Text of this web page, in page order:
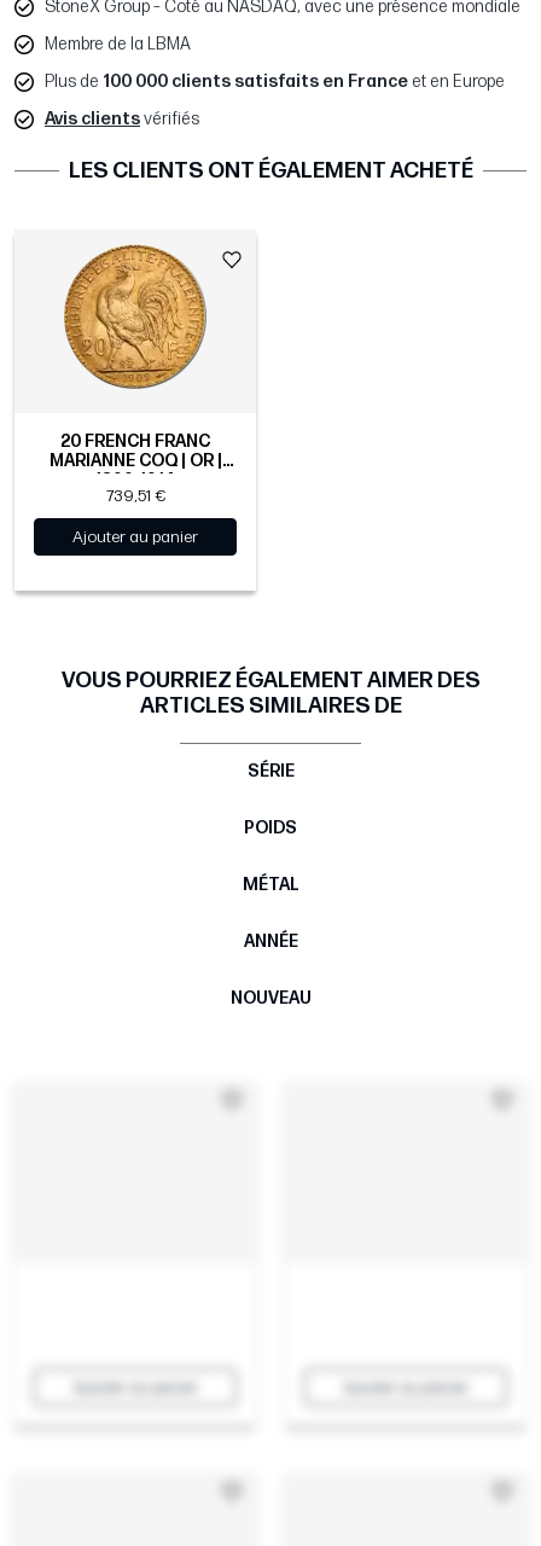
StoneX Group – Coté au NASDAQ, avec une présence mondiale
Membre de la LBMA
Plus de 100 000 clients satisfaits en France et en Europe
Avis clientsvérifiés
LES CLIENTS ONT ÉGALEMENT ACHETÉ
20 FRENCH FRANC
MARIANNE COQ | OR |
739,51 €
Ajouter au panier
VOUS POURRIEZ ÉGALEMENT AIMER DES
ARTICLES SIMILAIRES DE
SÉRIE
POIDS
MÉTAL
ANNÉE
NOUVEAU